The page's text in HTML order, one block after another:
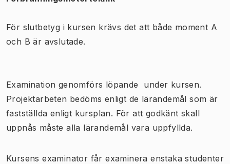
För slutbetyg i kursen krävs det att både moment A
och B är avslutade.
Examination genomförs löpande under kursen.
Projektarbeten bedöms enligt de lärandemål som är
fastställda enligt kursplan. För att godkänt skall
uppnås måste alla lärandemål vara uppfyllda.
Kursens examinator får examinera enstaka studenter